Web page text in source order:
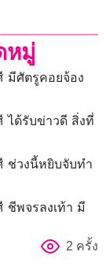
หมู่
มีศัตรูคอยจ้อง
ได้รับข่าวดี สิ่งที่
ช่วงนี้หยิบจับทำ
ชีพจรลงเท้า มี
2 ครั้ง